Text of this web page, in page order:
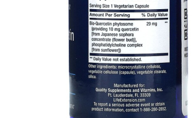
ЗМА (ZMA)
ЗДОРОВЬЕ И ДОЛГОЛЕТИЕ